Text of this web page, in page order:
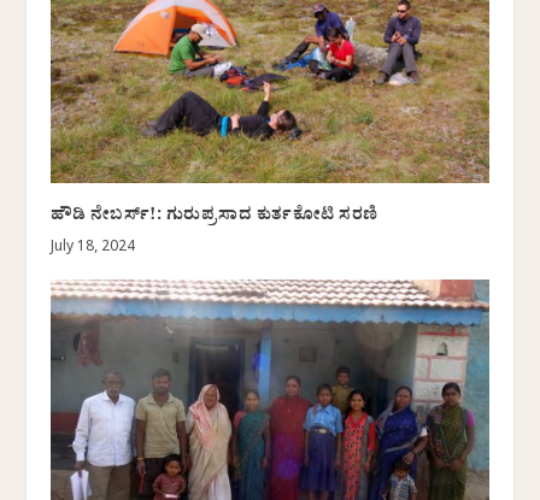
ಹೌಡಿ ನೇಬರ್ಸ್‌!: ಗುರುಪ್ರಸಾದ ಕುರ್ತಕೋಟಿ ಸರಣಿ
July 18, 2024